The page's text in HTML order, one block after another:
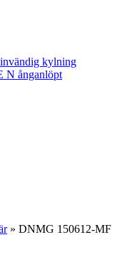
kylning
N ånganlöpt
» DNMG 150612-MF